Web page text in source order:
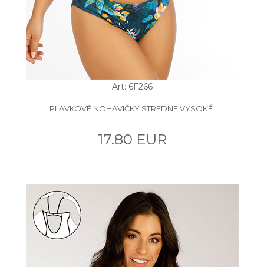
Art: 6F266
PLAVKOVÉ NOHAVIČKY STREDNE VYSOKÉ.
17.80 EUR